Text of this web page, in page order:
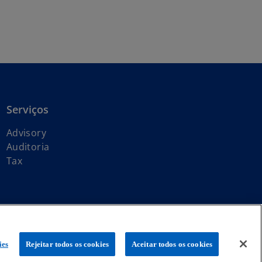
Serviços
Advisory
Auditoria
Tax
KPMG de firmas-membro independentes licenciadas da KPMG
Rejeitar todos os cookies Aceitar todos os cookies